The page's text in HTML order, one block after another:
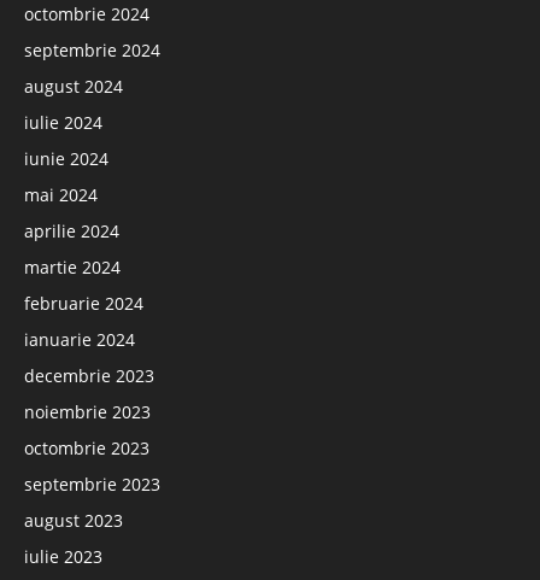
octombrie 2024
septembrie 2024
august 2024
iulie 2024
iunie 2024
mai 2024
aprilie 2024
martie 2024
februarie 2024
ianuarie 2024
decembrie 2023
noiembrie 2023
octombrie 2023
septembrie 2023
august 2023
iulie 2023